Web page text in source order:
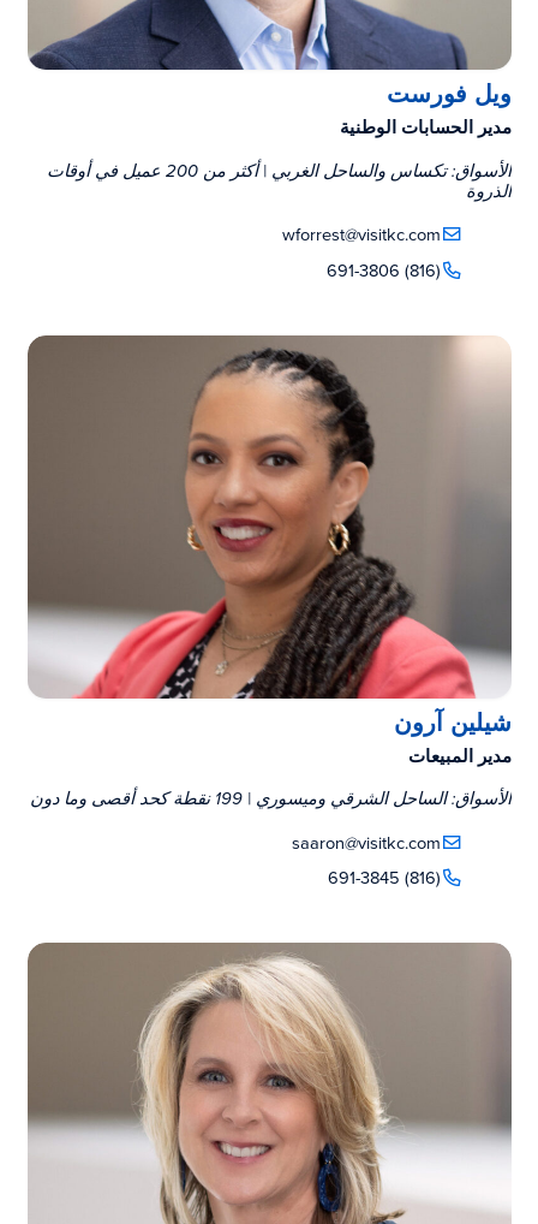
ويل فورست
مدير الحسابات الوطنية
الأسواق: تكساس والساحل الغربي | أكثر من 200 عميل في أوقات
الذروة
wforrest@visitkc.com
(816) 691-3806
شيلين آرون
مدير المبيعات
الأسواق: الساحل الشرقي وميسوري | 199 نقطة كحد أقصى وما دون
saaron@visitkc.com
(816) 691-3845